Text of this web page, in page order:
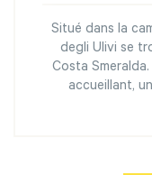
Situé dans la
degli Ulivi se
Costa
accueillant,